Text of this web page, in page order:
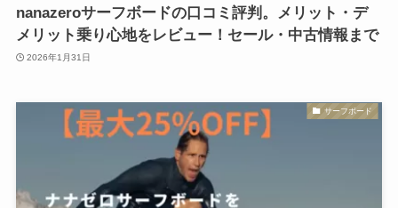
nanazeroサーフボードの口コミ評判。メリット・デ
メリット乗り心地をレビュー！セール・中古情報まで
2026年1月31日
サーフボード